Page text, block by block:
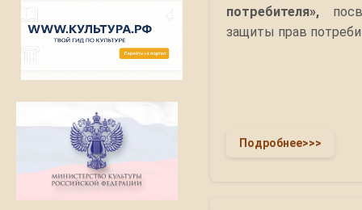
потребителя»,
защиты прав
Подробнее>>>